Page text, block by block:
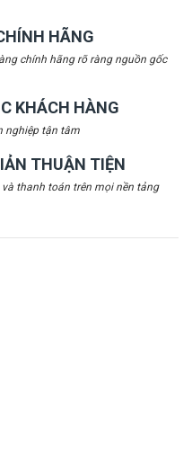
HÃNG
chính hãng rõ ràng nguồn gốc
KHÁCH HÀNG
nghiệp tận tâm
THUẬN TIỆN
thanh toán trên mọi nền tảng